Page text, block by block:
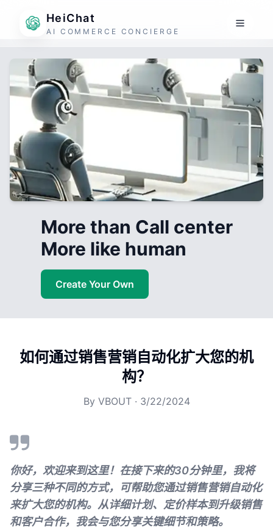
HeiChat
AI COMMERCE CONCIERGE
More than Call center
More like human
Create Your Own
如何通过销售营销自动化扩大您的机
构？
By VBOUT· 3/22/2024
你好，欢迎来到这里！在接下来的30分钟里，我将
分享三种不同的方式，可帮助您通过销售营销自动化
来扩大您的机构。从详细计划、定价样本到升级销售
和客户合作，我会与您分享关键细节和策略。